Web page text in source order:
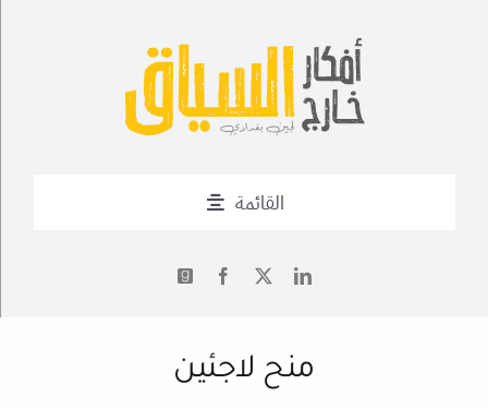
القائمة
من أنا؟
منح لاجئين